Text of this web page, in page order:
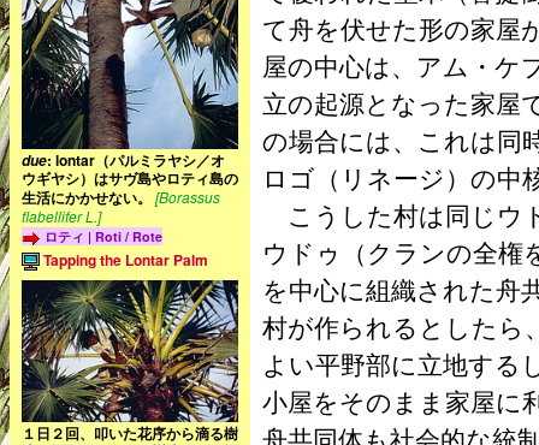
て舟を伏せた形の家屋
屋の中心は、アム・ケ
立の起源となった家屋
の場合には、これは同
ロゴ（リネージ）の中
こうした村は同じウ
ウドゥ（クランの全権
を中心に組織された舟
村が作られるとしたら
よい平野部に立地する
小屋をそのまま家屋に
舟共同体も社会的な統
due: lontar（パルミラヤシ／オ
ウギヤシ）はサヴ島やロティ島の
生活にかかせない。 [Borassus
flabellifer L.]
ロティ | Roti / Rote
Tapping the Lontar Palm
１日２回、叩いた花序から滴る樹